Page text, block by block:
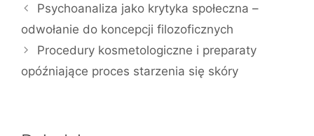
Psychoanaliza jako krytyka społeczna –
odwołanie do koncepcji filozoficznych
Procedury kosmetologiczne i preparaty
opóźniające proces starzenia się skóry